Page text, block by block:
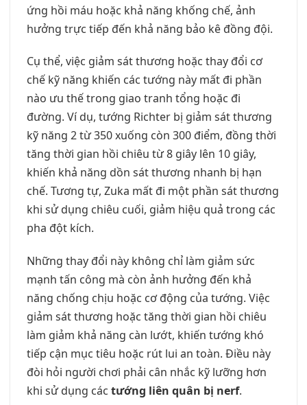
ứng hồi máu hoặc khả năng khống chế, ảnh
hưởng trực tiếp đến khả năng bảo kê đồng đội.
Cụ thể, việc giảm sát thương hoặc thay đổi cơ
chế kỹ năng khiến các tướng này mất đi phần
nào ưu thế trong giao tranh tổng hoặc đi
đường. Ví dụ, tướng Richter bị giảm sát thương
kỹ năng 2 từ 350 xuống còn 300 điểm, đồng thời
tăng thời gian hồi chiêu từ 8 giây lên 10 giây,
khiến khả năng dồn sát thương nhanh bị hạn
chế. Tương tự, Zuka mất đi một phần sát thương
khi sử dụng chiêu cuối, giảm hiệu quả trong các
pha đột kích.
Những thay đổi này không chỉ làm giảm sức
mạnh tấn công mà còn ảnh hưởng đến khả
năng chống chịu hoặc cơ động của tướng. Việc
giảm sát thương hoặc tăng thời gian hồi chiêu
làm giảm khả năng càn lướt, khiến tướng khó
tiếp cận mục tiêu hoặc rút lui an toàn. Điều này
đòi hỏi người chơi phải cân nhắc kỹ lưỡng hơn
khi sử dụng các tướng liên quân bị nerf.